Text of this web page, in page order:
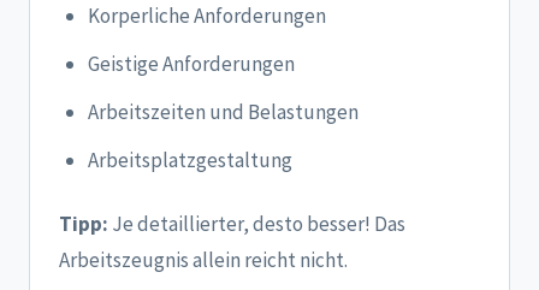
Korperliche Anforderungen
Geistige Anforderungen
Arbeitszeiten und Belastungen
Arbeitsplatzgestaltung
Tipp: Je detaillierter, desto besser! Das
Arbeitszeugnis allein reicht nicht.